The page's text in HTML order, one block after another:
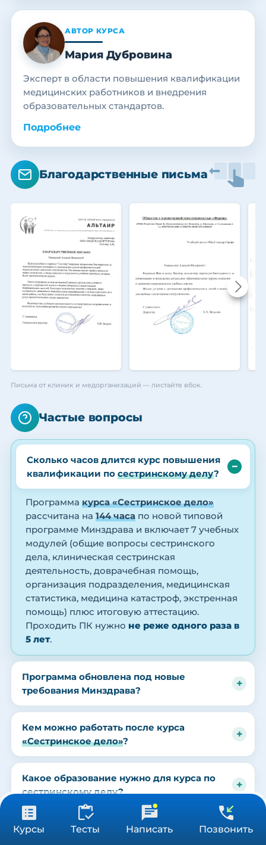
Курсы Тесты Написать Позвонить
АВТОР КУРСА
Мария Дубровина
Эксперт в области повышения квалификации
медицинских работников и внедрения
образовательных стандартов.
Подробнее
Благодарственные письма
Письма от клиник и медорганизаций — листайте вбок.
Частые вопросы
Сколько часов длится курс повышения
квалификации по сестринскому делу?
Программа курса «Сестринское дело»
рассчитана на 144 часа по новой типовой
программе Минздрава и включает 7 учебных
модулей (общие вопросы сестринского
дела, клиническая сестринская
деятельность, доврачебная помощь,
организация подразделения, медицинская
статистика, медицина катастроф, экстренная
помощь) плюс итоговую аттестацию.
Проходить ПК нужно не реже одного раза в
5 лет.
Программа обновлена под новые
требования Минздрава?
Кем можно работать после курса
«Сестринское дело»?
Какое образование нужно для курса по
сестринскому делу?
Можно ли пройти повышение
от 3 900 ₽
36/72/144 ч Получить консультацию